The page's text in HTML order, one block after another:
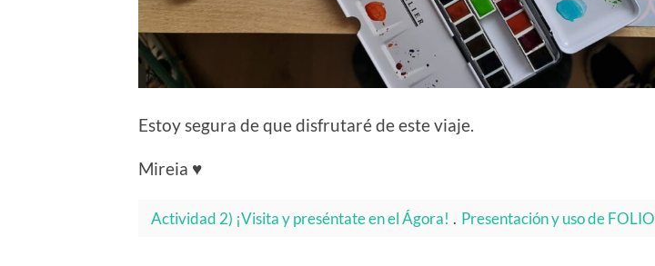
Estoy segura de que disfrutaré de este viaje.
Mireia ♥
Actividad 2) ¡Visita y preséntate en el Ágora! . Presentación y uso de FOLIO